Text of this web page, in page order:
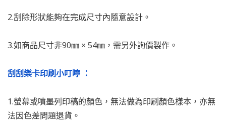
2.刮除形狀能夠在完成尺寸內隨意設計。
3.如商品尺寸非90㎜ × 54㎜，需另外詢價製作。
刮刮樂卡印刷小叮嚀 ：
1.螢幕或噴墨列印稿的顏色，無法做為印刷顏色樣本，亦無
法因色差問題退貨。